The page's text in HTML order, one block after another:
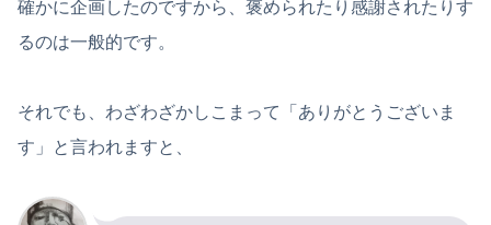
確かに企画したのですから、褒められたり感謝されたりす
るのは一般的です。
それでも、わざわざかしこまって「ありがとうございま
す」と言われますと、